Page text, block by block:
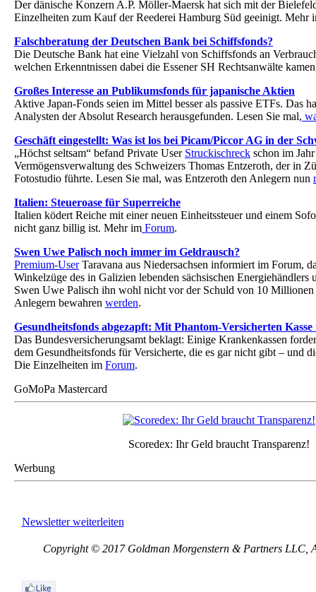
Der dänische Konzern A.P. Möller-Maersk hat sich mit der
Einzelheiten zum Kauf der Reederei Hamburg Süd geeinigt. Mehr
Falschberatung der Deutschen Bank bei Schiffsfonds?
Die Deutsche Bank hat eine Vielzahl von Schiffsfonds an
welchen Erkenntnissen dabei die Essener SH Rechtsanwälte
Großes Interesse an Publikumsfonds für japanische Aktien
Aktive Japan-Fonds seien im Mittel besser als passive ETFs. Das
Analysten der Absolut Research herausgefunden. Lesen Sie mal,
Geschäft eingestellt: Was ist los bei Picam/Piccor AG in der
„Höchst seltsam“ befand Private User Struckischreck schon im
Vermögensverwaltung des Schweizers Thomas Entzeroth, der in
Fotostudio führte. Lesen Sie mal, was Entzeroth den Anlegern nun
Italien: Steueroase für Superreiche
Italien ködert Reiche mit einer neuen Einheitssteuer und einem
nicht ganz billig ist. Mehr im Forum.
Swen Uwe Palisch noch immer im Geldrausch?
Premium-UserTaravana aus Niedersachsen informiert im Forum,
Winkelzüge des in Galizien lebenden sächsischen Energiehändlers
Swen Uwe Palisch ihn wohl nicht vor der Schuld von 10 Millionen
Anlegern bewahren werden.
Gesundheitsfonds abgezapft: Mit Phantom-Versicherten Kasse
Das Bundesversicherungsamt beklagt: Einige Krankenkassen
dem Gesundheitsfonds für Versicherte, die es gar nicht gibt – und
Die Einzelheiten im Forum.
GoMoPa Mastercard
Scoredex: Ihr Geld braucht Transparenz!
Werbung
Newsletter weiterleiten
Copyright © 2017 Goldman Morgenstern & Partners LLC,